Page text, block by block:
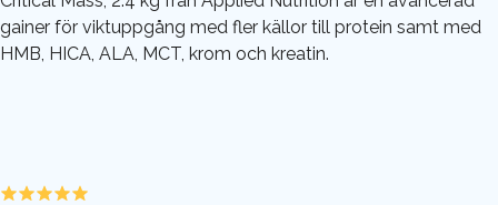
gainer för viktuppgång med fler källor till protein samt med
HMB, HICA, ALA, MCT, krom och kreatin.